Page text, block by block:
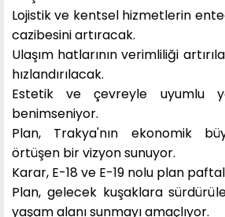
Lojistik ve kentsel hizmetlerin
cazibesini artıracak.
Ulaşım hatlarının verimliliği
hızlandırılacak.
Estetik ve çevreyle uyumlu
benimseniyor.
Plan, Trakya'nın ekonomik
örtüşen bir vizyon sunuyor.
Karar, E-18 ve E-19 nolu plan
Plan, gelecek kuşaklara
yaşam alanı sunmayı amaçlıyor.